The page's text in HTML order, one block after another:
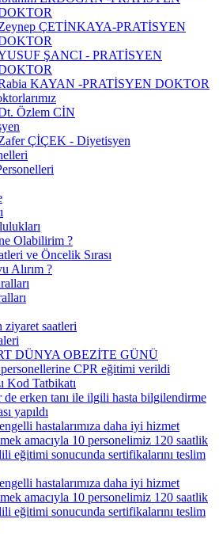
ÇETİNKAYA-PRATİSYEN
ŞANCI - PRATİSYEN
KAYAN -PRATİSYEN DOKTOR
Özlem CİN
ÇİÇEK - Diyetisyen
Olabilirim ?
ve Öncelik Sırası
Alırım ?
ziyaret saatleri
DÜNYA OBEZİTE GÜNÜ
personellerine CPR eğitimi verildi
Kod Tatbikatı
de erken tanı ile ilgili hasta bilgilendirme
yapıldı
hastalarımıza daha iyi hizmet
amacıyla 10 personelimiz 120 saatlik
eğitimi sonucunda sertifikalarını teslim
hastalarımıza daha iyi hizmet
amacıyla 10 personelimiz 120 saatlik
eğitimi sonucunda sertifikalarını teslim